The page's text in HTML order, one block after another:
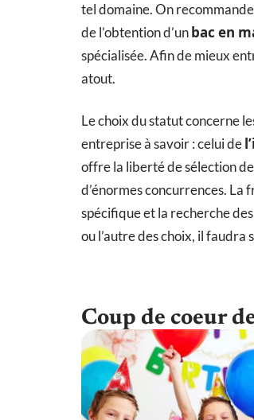
tel domaine. On
de l’obtention d’unbac en
spécialisée. Afin de mieux
atout.
Le choix du statut concerne
entreprise à savoir : celui de
offre la liberté de sélection
d’énormes concurrences. La
spécifique et la recherche
ou l’autre des choix, il
Coup de coeur